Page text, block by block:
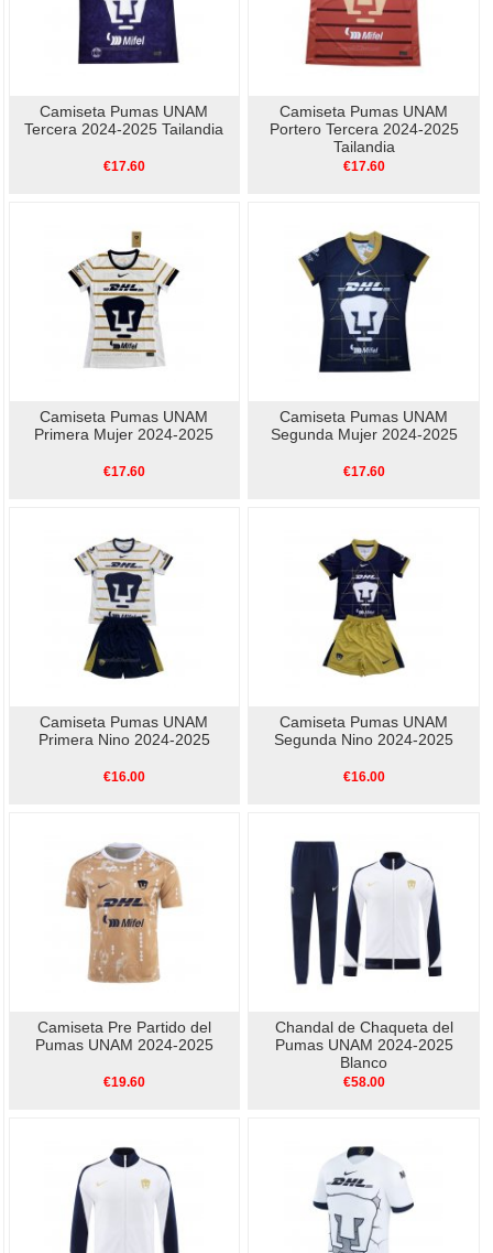
Camiseta Pumas UNAM
Tercera 2024-2025 Tailandia
€17.60
Camiseta Pumas UNAM
Portero Tercera 2024-2025
Tailandia
€17.60
Camiseta Pumas UNAM
Primera Mujer 2024-2025
€17.60
Camiseta Pumas UNAM
Segunda Mujer 2024-2025
€17.60
Camiseta Pumas UNAM
Primera Nino 2024-2025
€16.00
Camiseta Pumas UNAM
Segunda Nino 2024-2025
€16.00
Camiseta Pre Partido del
Pumas UNAM 2024-2025
€19.60
Chandal de Chaqueta del
Pumas UNAM 2024-2025
Blanco
€58.00